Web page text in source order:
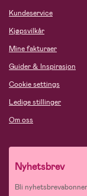
Kundeservice
Kjøpsvilkår
Mine fakturaer
Guider & Inspirasjon
Cookie settings
Ledige stillinger
Om oss
Nyhetsbrev
Bli